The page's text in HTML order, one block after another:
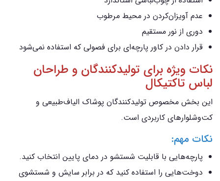
عدم آویزان‌کردن در محیط مرطوب
دوری از نور مستقیم
قرار دادن در کاور پارچه‌ای برای فصولی که استفاده نمی‌شود
نکات ویژه برای تولیدکنندگان و طراحان
لباس تاکتیکال
این بخش مخصوص تولیدکنندگان پوشاک الیاف‌طبیعی و
کت‌وشلوارهای کاربردی است.
نکات مهم:
پارچه‌هایی با قابلیت شستشو در دمای پایین انتخاب کنید.
دوخت‌هایی را استفاده کنید که در برابر سایش و شستشوی